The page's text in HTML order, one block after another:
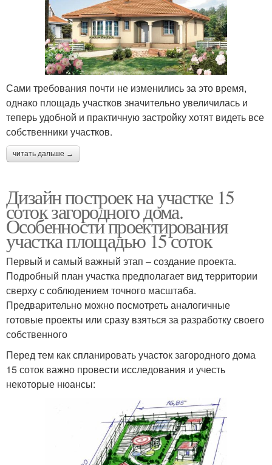
Сами требования почти не изменились за это время,
однако площадь участков значительно увеличилась и
теперь удобной и практичную застройку хотят видеть все
собственники участков.
читать дальше →
Дизайн построек на участке 15
соток загородного дома.
Особенности проектирования
участка площадью 15 соток
Первый и самый важный этап – создание проекта.
Подробный план участка предполагает вид территории
сверху с соблюдением точного масштаба.
Предварительно можно посмотреть аналогичные
готовые проекты или сразу взяться за разработку своего
собственного
Перед тем как спланировать участок загородного дома
15 соток важно провести исследования и учесть
некоторые нюансы: